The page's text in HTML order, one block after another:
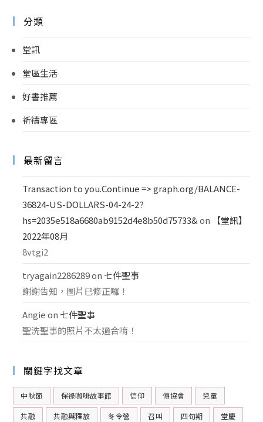
分類
堂訊
堂區生活
好書推薦
祈禱專區
最新留言
Transaction to you.Continue => graph.org/BALANCE-
36824-US-DOLLARS-04-24-2?
hs=2035e518a6680ab9152d4e8b50d75733& on
【堂訊】
2022年08月
8vtgi2
tryagain2286289on 七件聖事
謝謝告知，圖片已修正囉！
Angie on 七件聖事
聖洗聖事的照片不太適合唷！
關鍵字找文章
中秋節 保祿咖啡故事館 信仰 傳協會 兒童
共融 共融與釋放 冬令營 召叫 四旬期 堂慶